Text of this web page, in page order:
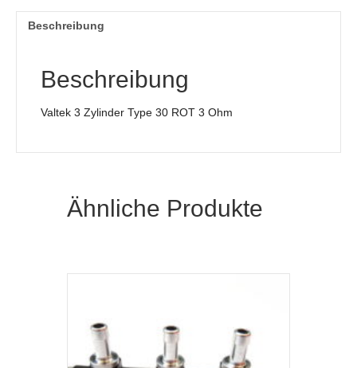
Beschreibung
Beschreibung
Valtek 3 Zylinder Type 30 ROT 3 Ohm
Ähnliche Produkte